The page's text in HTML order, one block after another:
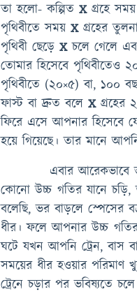
তা হলো- কল্পিতXগ্রহে
পৃথিবীতে সময়Xগ্রহের
পৃথিবী ছেড়েXচলে গেলে
তোমার হিসেবে পৃথিবীতেও
পৃথিবীতে (২০×৫) বা, ১০০
ফাস্ট বা দ্রুত বলেXগ্রহের
ফিরে এসে আপনার হিসেবে
হয়ে গিয়েছে। তার মানে
এবার আরেকভাবে
কোনো উচ্চ গতির যানে
বলেছি, ভর বাড়লে স্পেসের
ধীর। ফলে আপনার উচ্চ
ঘটে যখন আপনি ট্রেন, বাস
সময়ের ধীর হওয়ার
ট্রেনে চড়ার পর ভবিষ্যতে